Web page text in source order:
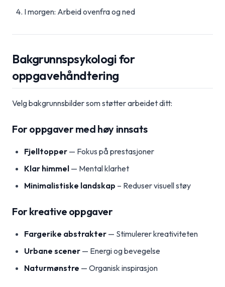
I morgen: Arbeid ovenfra og ned
Bakgrunnspsykologi for
oppgavehåndtering
Velg bakgrunnsbilder som støtter arbeidet ditt:
For oppgaver med høy innsats
Fjelltopper — Fokus på prestasjoner
Klar himmel — Mental klarhet
Minimalistiske landskap – Reduser visuell støy
For kreative oppgaver
Fargerike abstrakter — Stimulerer kreativiteten
Urbane scener — Energi og bevegelse
Naturmønstre — Organisk inspirasjon